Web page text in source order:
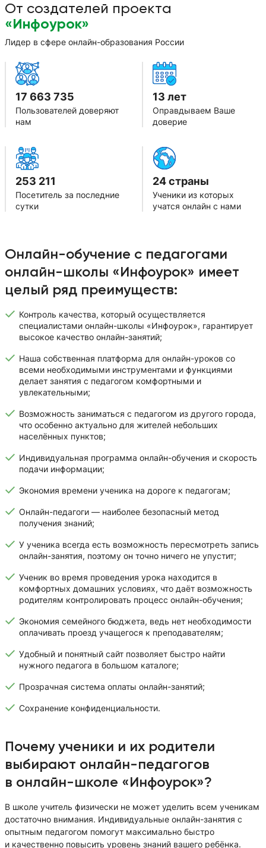
От создателей проекта
«Инфоурок»
Лидер в сфере онлайн-образования России
17 663 735
Пользователей доверяют
нам
13 лет
Оправдываем Ваше
доверие
253 211
Посетитель за последние
сутки
24 страны
Ученики из которых
учатся онлайн с нами
Онлайн-обучение с педагогами
онлайн-школы «Инфоурок» имеет
целый ряд преимуществ:
Контроль качества, который осуществляется
специалистами онлайн-школы «Инфоурок», гарантирует
высокое качество онлайн-занятий;
Наша собственная платформа для онлайн-уроков со
всеми необходимыми инструментами и функциями
делает занятия с педагогом комфортными и
увлекательными;
Возможность заниматься с педагогом из другого города,
что особенно актуально для жителей небольших
населённых пунктов;
Индивидуальная программа онлайн-обучения и скорость
подачи информации;
Экономия времени ученика на дороге к педагогам;
Онлайн-педагоги — наиболее безопасный метод
получения знаний;
У ученика всегда есть возможность пересмотреть запись
онлайн-занятия, поэтому он точно ничего не упустит;
Ученик во время проведения урока находится в
комфортных домашних условиях, что даёт возможность
родителям контролировать процесс онлайн-обучения;
Экономия семейного бюджета, ведь нет необходимости
оплачивать проезд учащегося к преподавателям;
Удобный и понятный сайт позволяет быстро найти
нужного педагога в большом каталоге;
Прозрачная система оплаты онлайн-занятий;
Сохранение конфиденциальности.
Почему ученики и их родители
выбирают онлайн-педагогов
в онлайн-школе «Инфоурок»?
В школе учитель физически не может уделить всем ученикам
достаточно внимания. Индивидуальные онлайн-занятия с
опытным педагогом помогут максимально быстро
и качественно повысить уровень знаний вашего ребёнка.